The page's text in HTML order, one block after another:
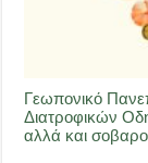
Γεωπονικό
Διατροφικών
αλλά και